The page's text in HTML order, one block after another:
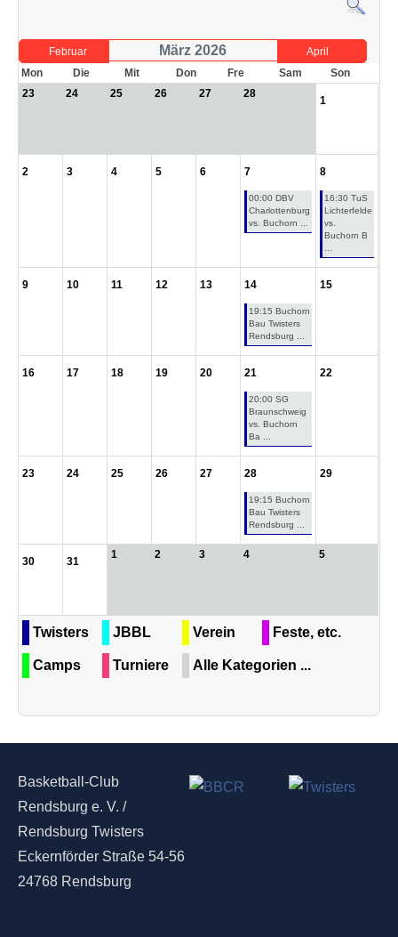
Februar März 2026
April
Mon
Die Mit Don Fre Sam
Son
23
24 25 26 27 28
1
2 3 4 5 6 7
00:00 DBV
Charlottenburg
vs. Buchorn ...
8
16:30 TuS
Lichterfelde
vs.
Buchorn B
...
9 10 11 12 13 14
19:15 Buchorn
Bau Twisters
Rendsburg ...
15
16 17 18 19 20 21
20:00 SG
Braunschweig
vs. Buchorn
Ba ...
22
23 24 25 26 27 28
19:15 Buchorn
Bau Twisters
Rendsburg ...
29
30 31
1 2 3 4 5
Twisters JBBL Verein Feste, etc.
Camps Turniere Alle Kategorien ...
Basketball-Club
Rendsburg e. V. /
Rendsburg Twisters
Eckernförder Straße 54-56
24768 Rendsburg
Partner
Historie
Hallenübersicht
Links zum BVSH u. a.
Rechtliches